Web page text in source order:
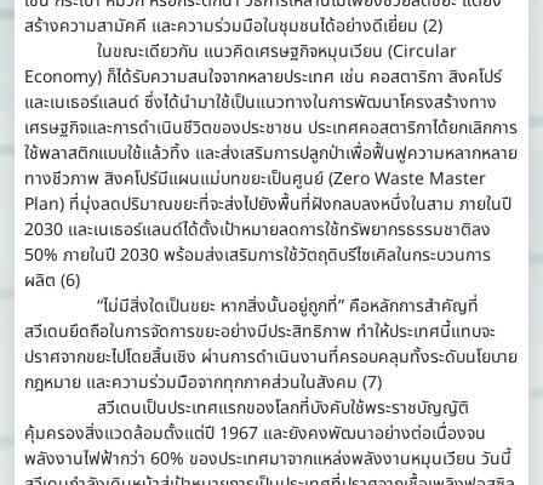
สร้างความสามัคคี และความร่วมมือในชุมชนได้อย่างดีเยี่ยม (2)
ในขณะเดียวกัน แนวคิดเศรษฐกิจหมุนเวียน (Circular
Economy) ก็ได้รับความสนใจจากหลายประเทศ เช่น คอสตาริกา สิงคโปร์
และเนเธอร์แลนด์ ซึ่งได้นำมาใช้เป็นแนวทางในการพัฒนาโครงสร้างทาง
เศรษฐกิจและการดำเนินชีวิตของประชาชน ประเทศคอสตาริกาได้ยกเลิกการ
ใช้พลาสติกแบบใช้แล้วทิ้ง และส่งเสริมการปลูกป่าเพื่อฟื้นฟูความหลากหลาย
ทางชีวภาพ สิงคโปร์มีแผนแม่บทขยะเป็นศูนย์ (Zero Waste Master
Plan) ที่มุ่งลดปริมาณขยะที่จะส่งไปยังพื้นที่ฝังกลบลงหนึ่งในสาม ภายในปี
2030 และเนเธอร์แลนด์ได้ตั้งเป้าหมายลดการใช้ทรัพยากรธรรมชาติลง
50% ภายในปี 2030 พร้อมส่งเสริมการใช้วัตถุดิบรีไซเคิลในกระบวนการ
ผลิต (6)
“ไม่มีสิ่งใดเป็นขยะ หากสิ่งนั้นอยู่ถูกที่” คือหลักการสำคัญที่
สวีเดนยึดถือในการจัดการขยะอย่างมีประสิทธิภาพ ทำให้ประเทศนี้แทบจะ
ปราศจากขยะไปโดยสิ้นเชิง ผ่านการดำเนินงานที่ครอบคลุมทั้งระดับนโยบาย
กฎหมาย และความร่วมมือจากทุกภาคส่วนในสังคม (7)
สวีเดนเป็นประเทศแรกของโลกที่บังคับใช้พระราชบัญญัติ
คุ้มครองสิ่งแวดล้อมตั้งแต่ปี 1967 และยังคงพัฒนาอย่างต่อเนื่องจน
พลังงานไฟฟ้ากว่า 60% ของประเทศมาจากแหล่งพลังงานหมุนเวียน วันนี้